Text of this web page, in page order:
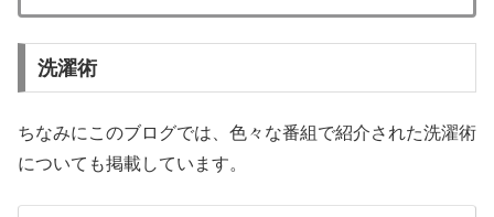
洗濯術
ちなみにこのブログでは、色々な番組で紹介された洗濯術
についても掲載しています。